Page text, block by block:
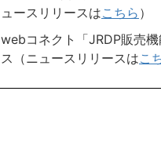
ュースリリースはこちら ）
webコネクト「JRDP販売
ス（ニュースリリースはこ